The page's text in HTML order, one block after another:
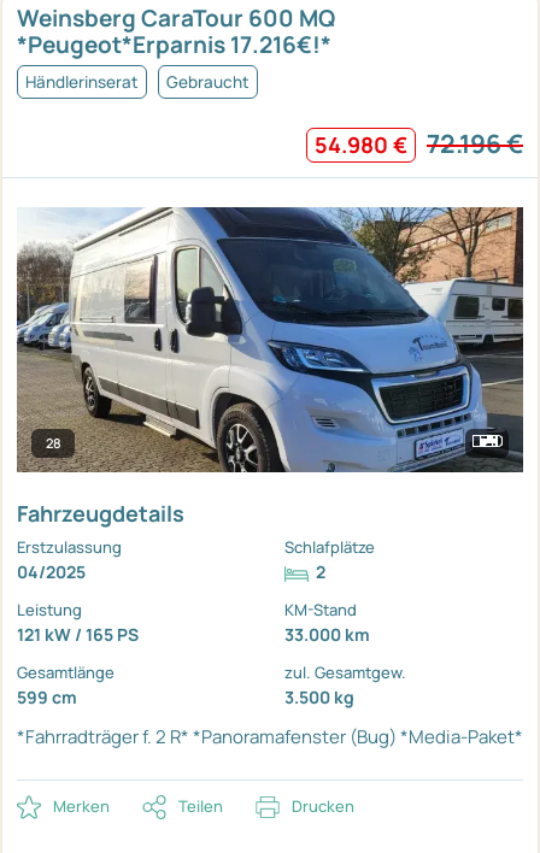
Weinsberg CaraTour 600 MQ
*Peugeot*Erparnis 17.216€!*
Händlerinserat Gebraucht
54.980 € 72.196 €
28
Fahrzeugdetails
Erstzulassung
04/2025
Schlafplätze
2
Leistung
121 kW / 165 PS
KM-Stand
33.000 km
Gesamtlänge
599 cm
zul. Gesamtgew.
3.500 kg
*Fahrradträger f. 2 R**Panoramafenster (Bug)*Media-Paket*
Merken Teilen Drucken